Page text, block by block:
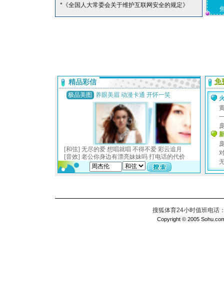
*《全国人大常委会关于维护互联网安全的规定》
搜狐体育24小时值班电话
Copyright © 2005